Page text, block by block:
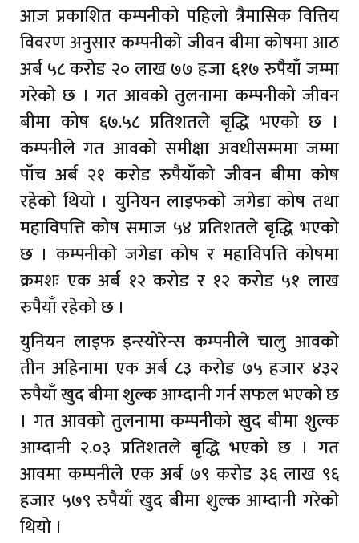
आज प्रकाशित कम्पनीको पहिलो त्रैमासिक वित्तिय
विवरण अनुसार कम्पनीको जीवन बीमा कोषमा आठ
अर्ब ५८ करोड २० लाख ७७ हजा ६१७ रुपैयाँ जम्मा
गरेको छ । गत आवको तुलनामा कम्पनीको जीवन
बीमा कोष ६७.५८ प्रतिशतले बृद्धि भएको छ ।
कम्पनीले गत आवको समीक्षा अवधीसम्ममा जम्मा
पाँच अर्ब २१ करोड रुपैयाँको जीवन बीमा कोष
रहेको थियो । युनियन लाइफको जगेडा कोष तथा
महाविपत्ति कोष समाज ५४ प्रतिशतले बृद्धि भएको
छ । कम्पनीको जगेडा कोष र महाविपत्ति कोषमा
क्रमशः एक अर्ब १२ करोड र १२ करोड ५१ लाख
रुपैयाँ रहेको छ ।
युनियन लाइफ इन्स्योरेन्स कम्पनीले चालु आवको
तीन अहिनामा एक अर्ब ८३ करोड ७५ हजार ४३२
रुपैयाँ खुद बीमा शुल्क आम्दानी गर्न सफल भएको छ
। गत आवको तुलनामा कम्पनीको खुद बीमा शुल्क
आम्दानी २.०३ प्रतिशतले बृद्धि भएको छ । गत
आवमा कम्पनीले एक अर्ब ७९ करोड ३६ लाख ९६
हजार ५७९ रुपैयाँ खुद बीमा शुल्क आम्दानी गरेको
थियो ।